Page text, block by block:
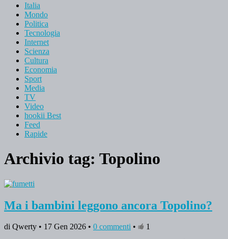
Italia
Mondo
Politica
Tecnologia
Internet
Scienza
Cultura
Economia
Sport
Media
TV
Video
hookii Best
Feed
Rapide
Archivio tag: Topolino
Ma i bambini leggono ancora Topolino?
di Qwerty • 17 Gen 2026 • 0 commenti •
1